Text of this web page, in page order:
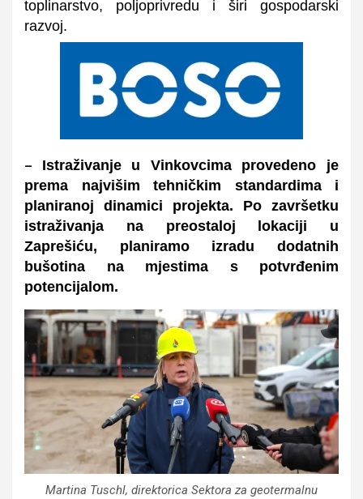
toplinarstvo, poljoprivredu i širi gospodarski
razvoj.
– Istraživanje u Vinkovcima provedeno je
prema najvišim tehničkim standardima i
planiranoj dinamici projekta. Po završetku
istraživanja na preostaloj lokaciji u
Zaprešiću, planiramo izradu dodatnih
bušotina na mjestima s potvrđenim
potencijalom.
Martina Tuschl, direktorica Sektora za geotermalnu